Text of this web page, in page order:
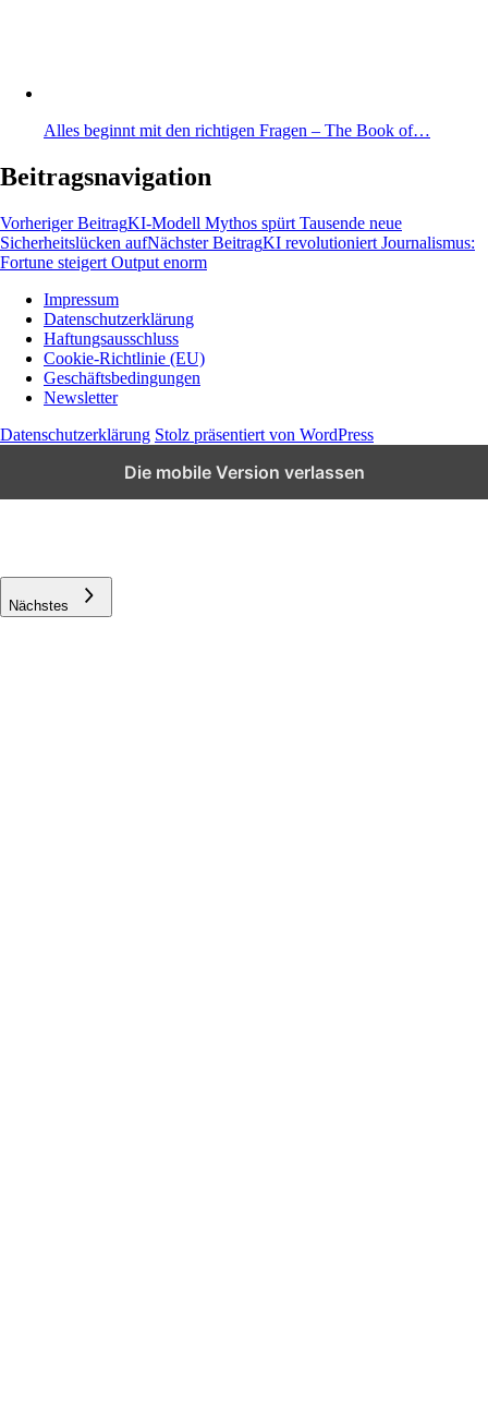
Alles beginnt mit den richtigen Fragen – The Book of…
Beitragsnavigation
Vorheriger BeitragKI-Modell Mythos spürt Tausende neue
Sicherheitslücken aufNächster BeitragKI revolutioniert Journalismus:
Fortune steigert Output enorm
Wissen und News zu KI, Social Media und
Co.
Impressum
Datenschutzerklärung
Haftungsausschluss
Cookie-Richtlinie (EU)
Geschäftsbedingungen
Newsletter
Datenschutzerklärung Stolz präsentiert von WordPress
Die mobile Version verlassen
Vorheriges
Nächstes